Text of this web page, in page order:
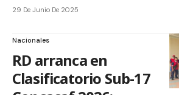
29 De Junio De 2025
Nacionales
RD arranca en
Clasificatorio Sub-17